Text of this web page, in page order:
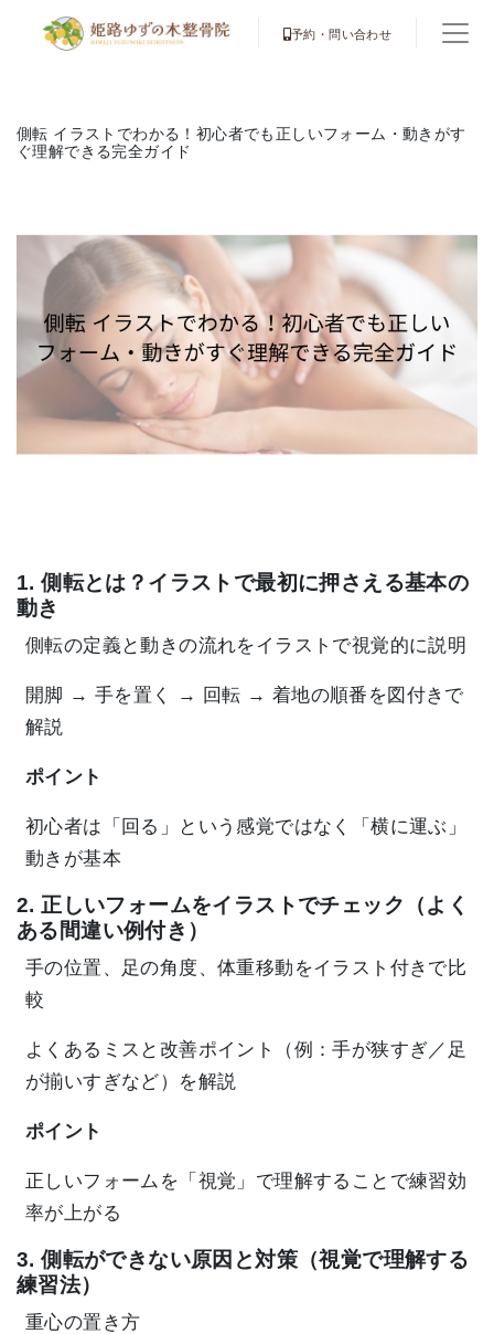
予約・問い合わせ
側転 イラストでわかる！初心者でも正しいフォーム・動きがす
ぐ理解できる完全ガイド
1. 側転とは？イラストで最初に押さえる基本の
動き
側転の定義と動きの流れをイラストで視覚的に説明
開脚 → 手を置く → 回転 → 着地の順番を図付きで
解説
ポイント
初心者は「回る」という感覚ではなく「横に運ぶ」
動きが基本
2. 正しいフォームをイラストでチェック（よく
ある間違い例付き）
手の位置、足の角度、体重移動をイラスト付きで比
較
よくあるミスと改善ポイント（例：手が狭すぎ／足
が揃いすぎなど）を解説
ポイント
正しいフォームを「視覚」で理解することで練習効
率が上がる
3. 側転ができない原因と対策（視覚で理解する
練習法）
重心の置き方